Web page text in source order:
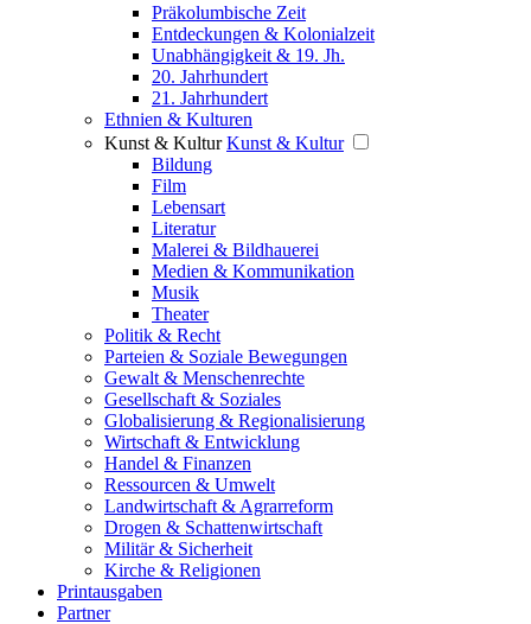
Präkolumbische Zeit
Entdeckungen & Kolonialzeit
Unabhängigkeit & 19. Jh.
20. Jahrhundert
21. Jahrhundert
Ethnien & Kulturen
Kunst & Kultur Kunst & Kultur
Bildung
Film
Lebensart
Literatur
Malerei & Bildhauerei
Medien & Kommunikation
Musik
Theater
Politik & Recht
Parteien & Soziale Bewegungen
Gewalt & Menschenrechte
Gesellschaft & Soziales
Globalisierung & Regionalisierung
Wirtschaft & Entwicklung
Handel & Finanzen
Ressourcen & Umwelt
Landwirtschaft & Agrarreform
Drogen & Schattenwirtschaft
Militär & Sicherheit
Kirche & Religionen
Printausgaben
Partner